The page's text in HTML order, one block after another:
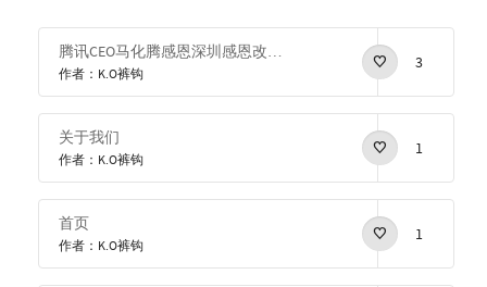
腾讯CEO马化腾感恩深圳感恩改革开放
作者：K.O裤钩
3
关于我们
作者：K.O裤钩
1
首页
作者：K.O裤钩
1